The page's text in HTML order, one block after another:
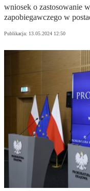
wniosek o zastosowanie
zapobiegawczego w
Publikacja: 13.05.2024 12:50